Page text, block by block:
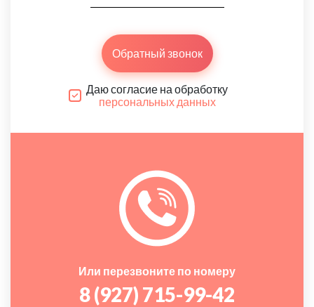
Обратный звонок
Даю согласие на обработку
персональных данных
Или перезвоните по номеру
8 (927) 715-99-42